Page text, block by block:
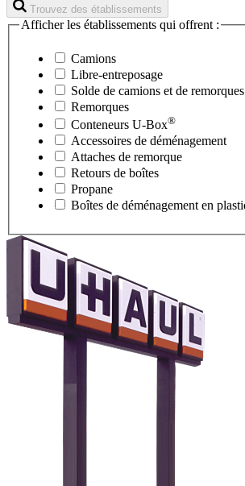
Trouvez des établissements
Afficher les établissements qui offrent :
Camions
Libre-entreposage
Solde de camions et de remorques
Remorques
Conteneurs U-Box®
Accessoires de déménagement
Attaches de remorque
Retours de boîtes
Propane
Boîtes de déménagement en